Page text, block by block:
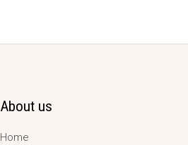
About us
Home